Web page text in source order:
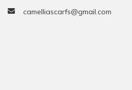
camelliascarfs@gmail.com